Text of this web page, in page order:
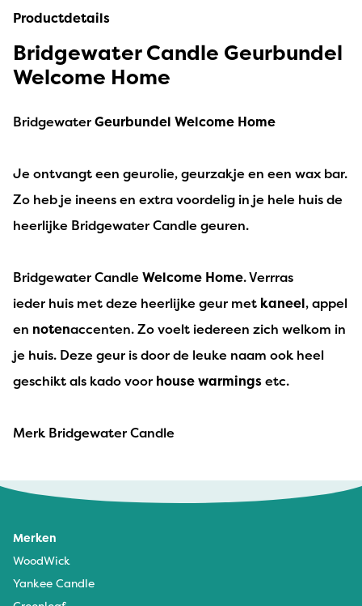
Productdetails
Bridgewater Candle Geurbundel
Welcome Home
BridgewaterGeurbundel Welcome Home
Je ontvangt een geurolie, geurzakje en een wax bar.
Zo heb je ineens en extra voordelig in je hele huis de
heerlijke Bridgewater Candle geuren.
Bridgewater Candle Welcome Home. Verrras
ieder huis met deze heerlijke geur met kaneel, appel
en notenaccenten. Zo voelt iedereen zich welkom in
je huis. Deze geur is door de leuke naam ook heel
geschikt als kado voor house warmingsetc.
Merk Bridgewater Candle
Merken
WoodWick
Yankee Candle